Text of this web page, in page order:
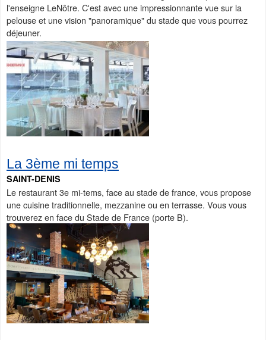
l'enseigne LeNôtre. C'est avec une impressionnante vue sur la
pelouse et une vision "panoramique" du stade que vous pourrez
déjeuner.
La 3ème mi temps
SAINT-DENIS
Le restaurant 3e mi-tems, face au stade de france, vous propose
une cuisine traditionnelle, mezzanine ou en terrasse. Vous vous
trouverez en face du Stade de France (porte B).